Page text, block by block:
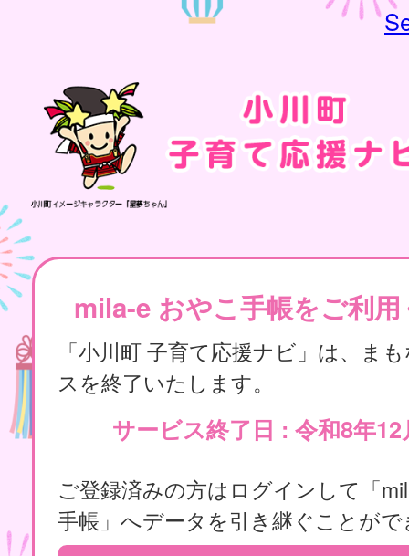
mila-e おやこ手帳をご利
「小川町 子育て応援ナビ」は、ま
スを終了いたします。
サービス終了日 : 令和8年12
ご登録済みの方はログインして「
手帳」へデータを引き継ぐことが